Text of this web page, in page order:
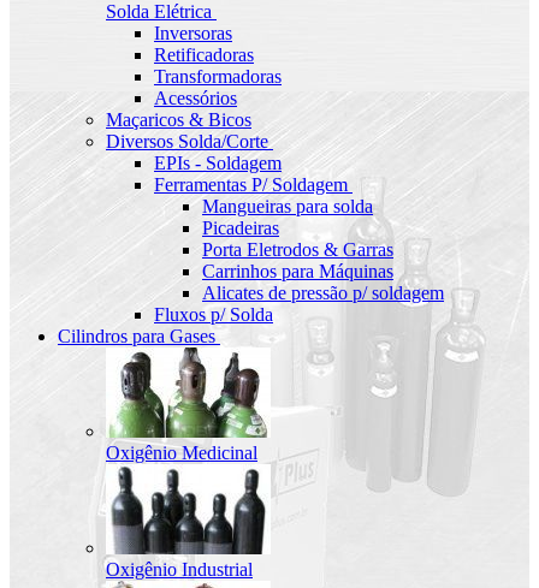
Solda Elétrica
Inversoras
Retificadoras
Transformadoras
Acessórios
Maçaricos & Bicos
Diversos Solda/Corte
EPIs - Soldagem
Ferramentas P/ Soldagem
Mangueiras para solda
Picadeiras
Porta Eletrodos & Garras
Carrinhos para Máquinas
Alicates de pressão p/ soldagem
Fluxos p/ Solda
Cilindros para Gases
Oxigênio Medicinal
Oxigênio Industrial